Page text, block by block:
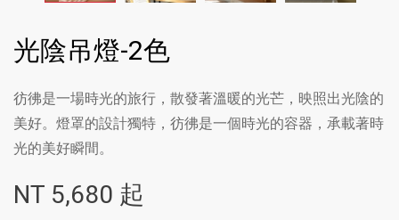
光陰吊燈-2色
彷彿是一場時光的旅行，散發著溫暖的光芒，映照出光陰的
美好。燈罩的設計獨特，彷彿是一個時光的容器，承載著時
光的美好瞬間。
NT 5,680 起